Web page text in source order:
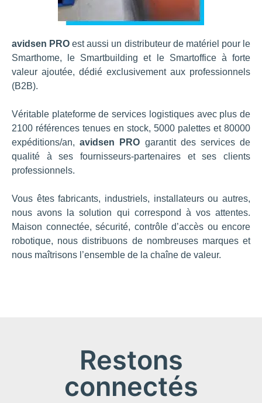
avidsen PRO est aussi un distributeur de matériel pour le
Smarthome, le Smartbuilding et le Smartoffice à forte
valeur ajoutée, dédié exclusivement aux professionnels
(B2B).
Véritable plateforme de services logistiques avec plus de
2100 références tenues en stock, 5000 palettes et 80000
expéditions/an,avidsen PRO garantit des services de
qualité à ses fournisseurs-partenaires et ses clients
professionnels.
Vous êtes fabricants, industriels, installateurs ou autres,
nous avons la solution qui correspond à vos attentes.
Maison connectée, sécurité, contrôle d’accès ou encore
robotique, nous distribuons de nombreuses marques et
nous maîtrisons l’ensemble de la chaîne de valeur.
Restons
connectés